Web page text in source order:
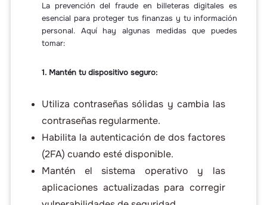
La prevención del fraude en billeteras digitales es
esencial para proteger tus finanzas y tu información
personal. Aquí hay algunas medidas que puedes
tomar:
1. Mantén tu dispositivo seguro:
Utiliza contraseñas sólidas y cambia las
contraseñas regularmente.
Habilita la autenticación de dos factores
(2FA) cuando esté disponible.
Mantén el sistema operativo y las
aplicaciones actualizadas para corregir